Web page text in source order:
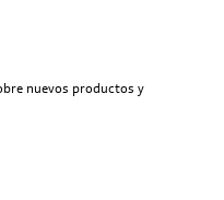
nuevos productos y